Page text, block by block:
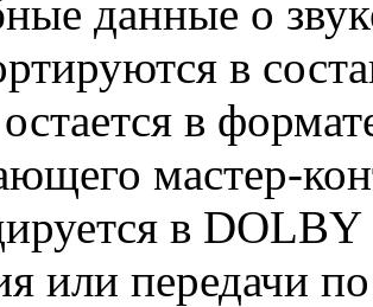
данные о
в
в
мастер-
в
или передачи